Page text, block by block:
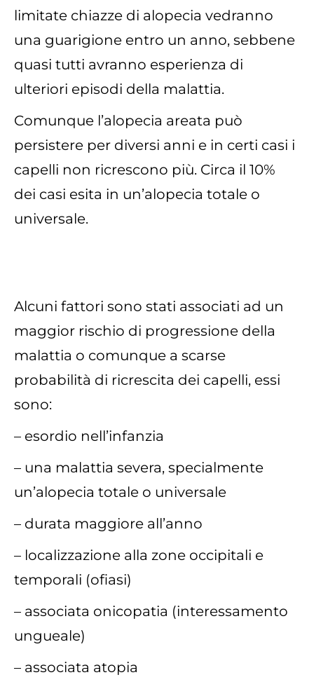
limitate chiazze di alopecia vedranno
una guarigione entro un anno, sebbene
quasi tutti avranno esperienza di
ulteriori episodi della malattia.
Comunque l’alopecia areata può
persistere per diversi anni e in certi casi i
capelli non ricrescono più. Circa il 10%
dei casi esita in un’alopecia totale o
universale.
Alcuni fattori sono stati associati ad un
maggior rischio di progressione della
malattia o comunque a scarse
probabilità di ricrescita dei capelli, essi
sono:
– esordio nell’infanzia
– una malattia severa, specialmente
un’alopecia totale o universale
– durata maggiore all’anno
– localizzazione alla zone occipitali e
temporali (ofiasi)
– associata onicopatia (interessamento
ungueale)
– associata atopia